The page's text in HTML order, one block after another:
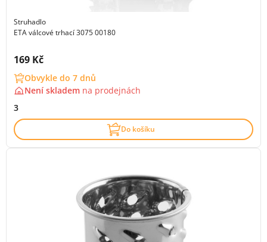
Struhadlo
ETA válcové trhací 3075 00180
Cena s DPH:
169 Kč
Obvykle do 7 dnů
Není skladem na prodejnách
3
Do košíku